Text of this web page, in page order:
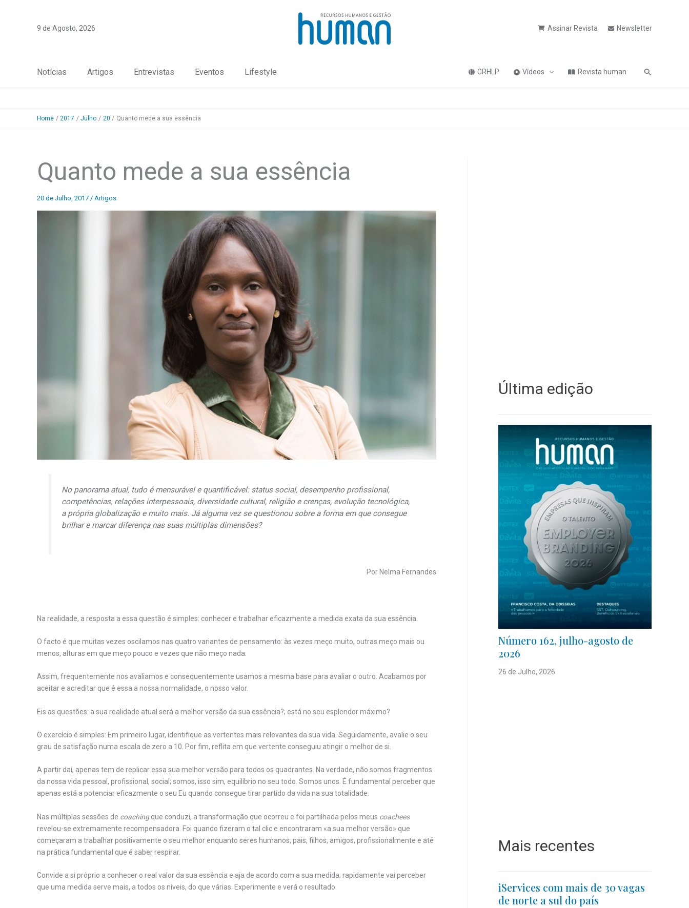
9 de Agosto, 2026 Assinar Revista Newsletter
Notícias Artigos Entrevistas Eventos Lifestyle CRHLP Vídeos Revista human Pesquisa
Home 2017 Julho 20 Quanto mede a sua essência
Quanto mede a sua essência
20 de Julho, 2017 / Artigos
No panorama atual, tudo é mensurável e quantificável: statussocial, desempenho profissional,
competências, relações interpessoais, diversidade cultural, religião e crenças, evolução tecnológica,
a própria globalização e muito mais. Já alguma vez se questionou sobre a forma em que consegue
brilhar e marcar diferença nas suas múltiplas dimensões?
Por Nelma Fernandes
Na realidade, a resposta a essa questão é simples: conhecer e trabalhar eficazmente a medida exata da sua essência.
O facto é que muitas vezes oscilamos nas quatro variantes de pensamento: às vezes meço muito, outras meço mais ou
menos, alturas em que meço pouco e vezes que não meço nada.
Assim, frequentemente nos avaliamos e consequentemente usamos a mesma base para avaliar o outro. Acabamos por
aceitar e acreditar que é essa a nossa normalidade, o nosso valor.
Eis as questões: a sua realidade atual será a melhor versão da sua essência?; está no seu esplendor máximo?
O exercício é simples: Em primeiro lugar, identifique as vertentes mais relevantes da sua vida. Seguidamente, avalie o seu
grau de satisfação numa escala de zero a 10. Por fim, reflita em que vertente conseguiu atingir o melhor de si.
A partir daí, apenas tem de replicar essa sua melhor versão para todos os quadrantes. Na verdade, não somos fragmentos
da nossa vida pessoal, profissional, social; somos, isso sim, equilíbrio no seu todo. Somos unos. É fundamental perceber que
apenas está a potenciar eficazmente o seu Eu quando consegue tirar partido da vida na sua totalidade.
Nas múltiplas sessões de coachingque conduzi, a transformação que ocorreu e foi partilhada pelos meus coachees
revelou-se extremamente recompensadora. Foi quando fizeram o tal clic e encontraram «a sua melhor versão» que
começaram a trabalhar positivamente o seu melhor enquanto seres humanos, pais, filhos, amigos, profissionalmente e até
na prática fundamental que é saber respirar.
Convide a si próprio a conhecer o real valor da sua essência e aja de acordo com a sua medida; rapidamente vai perceber
que uma medida serve mais, a todos os níveis, do que várias. Experimente e verá o resultado.
Última edição
Número 162, julho-agosto de
2026
26 de Julho, 2026
Mais recentes
iServices com mais de 30 vagas
de norte a sul do país